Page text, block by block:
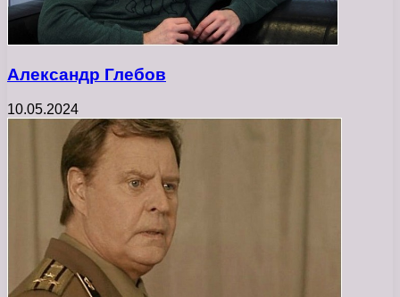
Александр Глебов
10.05.2024